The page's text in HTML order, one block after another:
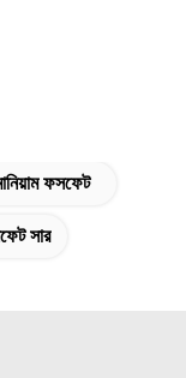
ফসফেট
সার